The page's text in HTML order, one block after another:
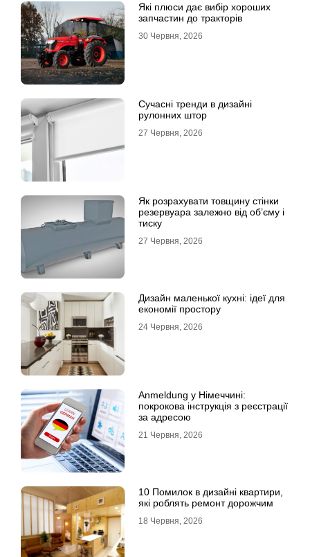
Які плюси дає вибір хороших
запчастин до тракторів
30 Червня, 2026
Сучасні тренди в дизайні
рулонних штор
27 Червня, 2026
Як розрахувати товщину стінки
резервуара залежно від об’єму і
тиску
27 Червня, 2026
Дизайн маленької кухні: ідеї для
економії простору
24 Червня, 2026
Anmeldung у Німеччині:
покрокова інструкція з реєстрації
за адресою
21 Червня, 2026
10 Помилок в дизайні квартири,
які роблять ремонт дорожчим
18 Червня, 2026